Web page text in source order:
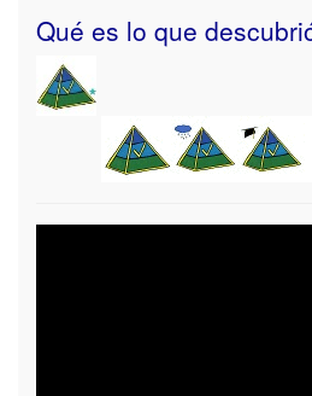
Qué es lo que